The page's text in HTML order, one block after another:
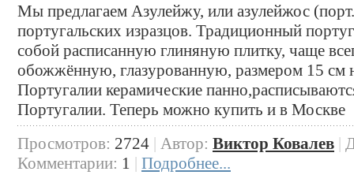
Мы предлагаем Азулейжу, или азулейжос
португальских изразцов. Традиционный
собой расписанную глиняную плитку, чаще
обожжённую, глазурованную, размером 15 см
Португалии керамические
Португалии. Теперь можно купить и в Москве
Просмотров: 2724 | Автор: Виктор Ковалев |
Комментарии: 1 | Подробнее...